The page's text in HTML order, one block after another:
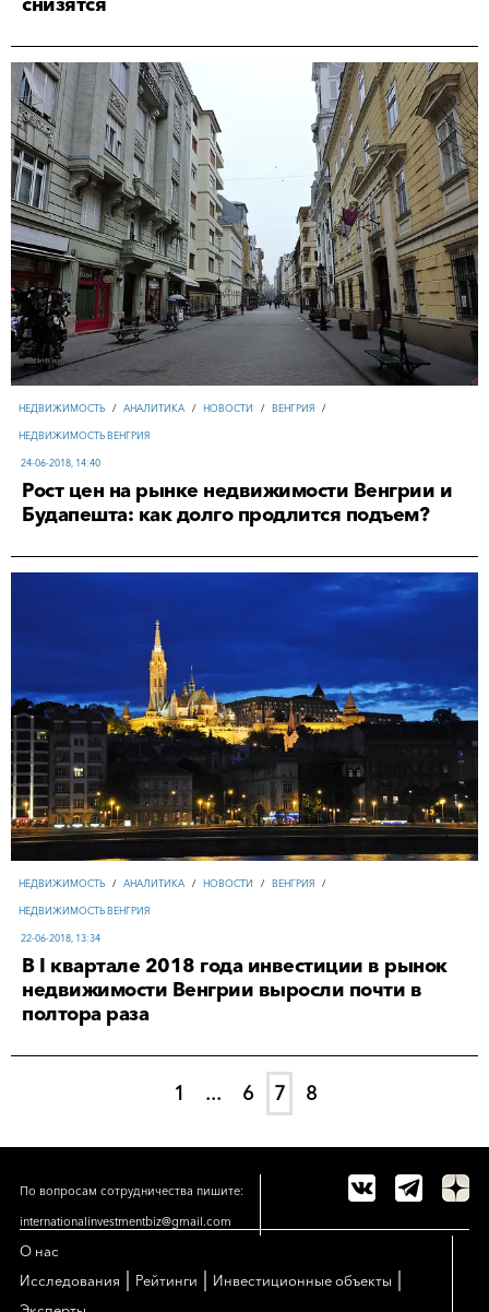
снизятся
НЕДВИЖИМОСТЬ / АНАЛИТИКА / НОВОСТИ / ВЕНГРИЯ /
НЕДВИЖИМОСТЬ ВЕНГРИЯ
24-06-2018, 14:40
Рост цен на рынке недвижимости Венгрии и
Будапешта: как долго продлится подъем?
НЕДВИЖИМОСТЬ / АНАЛИТИКА / НОВОСТИ / ВЕНГРИЯ /
НЕДВИЖИМОСТЬ ВЕНГРИЯ
22-06-2018, 13:34
В I квартале 2018 года инвестиции в рынок
недвижимости Венгрии выросли почти в
полтора раза
1 ... 6 7 8
По вопросам сотрудничества пишите:
internationalinvestmentbiz@gmail.com
О нас
Исследования
Рейтинги Инвестиционные объекты